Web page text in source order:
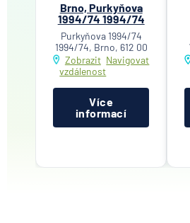
Brno, Purkyňova
1994/74 1994/74
Purkyňova 1994/74
1994/74, Brno, 612 00
Zobrazit
vzdálenost
Navigovat
Více
informací